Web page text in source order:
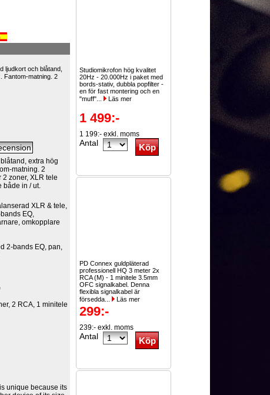
ljudkort och blåtand,
Fantom-matning. 2
extra hög
matning. 2
zoner, XLR tele
både in / ut.
XLR & tele,
EQ,
omkopplare
2-bands EQ, pan,
2 RCA, 1 minitele
unique because its
Studiomikrofon hög kvalitet
20Hz - 20.000Hz i paket med
bords-stativ, dubbla popfilter -
en för fast montering och en
"muff"...
Läs mer
1 499:-
1 199:- exkl. moms
Antal
PD Connex guldpläterad
professionell HQ 3 meter 2x
RCA (M) - 1 minitele 3.5mm
OFC signalkabel. Denna
flexibla signalkabel är
försedda...
Läs mer
299:-
239:- exkl. moms
Antal